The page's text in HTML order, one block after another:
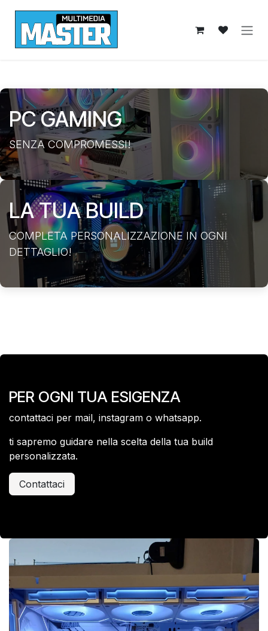
PC GAMING
SENZA COMPROMESSI!
LA TUA BUILD
COMPLETA PERSONALIZZAZIONE IN OGNI
DETTAGLIO!
PER OGNI TUA ESIGENZA
contattaci per mail, instagram o whatsapp.
ti sapremo guidare nella scelta della tua build
personalizzata.
Contattaci